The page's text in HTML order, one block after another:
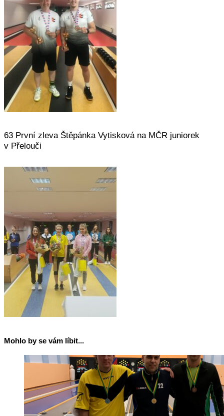
63 První zleva Štěpánka Vytisková na MČR juniorek
v Přelouči
Mohlo by se vám líbit...